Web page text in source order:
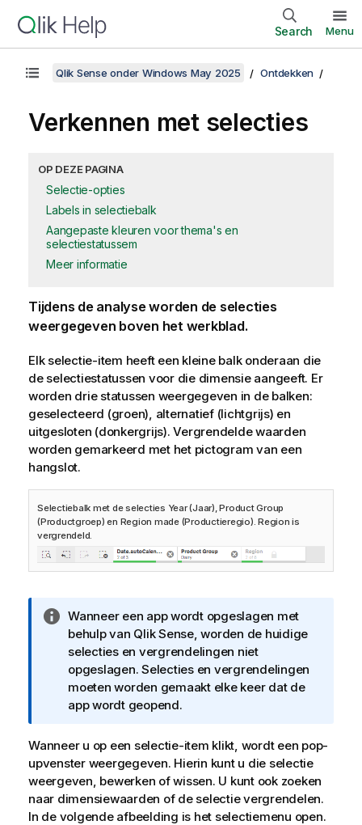
Search Menu
Qlik Sense onder Windows May 2025 Ontdekken
Verkennen met selecties
OP DEZE PAGINA
Selectie-opties
Labels in selectiebalk
Aangepaste kleuren voor thema's en
selectiestatussem
Meer informatie
Tijdens de analyse worden de selecties
weergegeven boven het werkblad.
Elk selectie-item heeft een kleine balk onderaan die
de selectiestatussen voor die dimensie aangeeft. Er
worden drie statussen weergegeven in de balken:
geselecteerd (groen), alternatief (lichtgrijs) en
uitgesloten (donkergrijs). Vergrendelde waarden
worden gemarkeerd met het pictogram van een
hangslot.
Selectiebalk met de selecties Year (Jaar), Product Group
(Productgroep) en Region made (Productieregio). Region is
vergrendeld.
I
n
f
o
r
m
t
i
e
Wanneer een app wordt opgeslagen met
behulp van Qlik Sense, worden de huidige
selecties en vergrendelingen niet
opgeslagen. Selecties en vergrendelingen
moeten worden gemaakt elke keer dat de
app wordt geopend.
Wanneer u op een selectie-item klikt, wordt een pop-
upvenster weergegeven. Hierin kunt u die selectie
weergeven, bewerken of wissen. U kunt ook zoeken
naar dimensiewaarden of de selectie vergrendelen.
In de volgende afbeelding is het selectiemenu open.